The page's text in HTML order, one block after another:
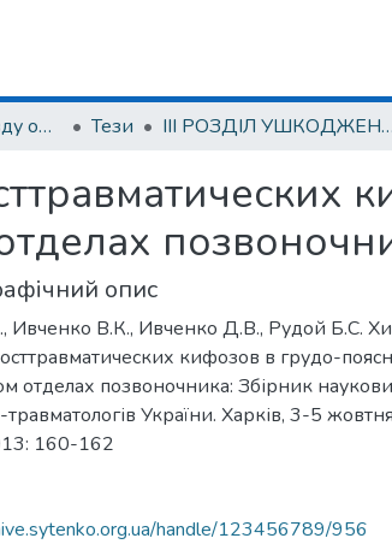
2013.10.3-5 ХVI з’їзду ортопедів-травматологів України; 3-5 жовтня 2013; м. Харків. Тези ІІІ РОЗДІЛ УШКОДЖЕННЯ
опис
В.К., Ивченко Д.В., Рудой Б.С.
кифозов в грудо-
отделах позвоночника: Збірник
травматологів України. Харків, 3-5
160-162
handle/123456789/956